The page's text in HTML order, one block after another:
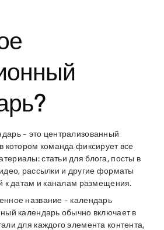
- это централизованный
котором команда фиксирует все
статьи для блога, посты в
рассылки и другие форматы
к датам и каналам размещения.
название - календарь
календарь обычно включает в
для каждого элемента контента,